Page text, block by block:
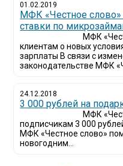
01.02.2019
МФК «Честное
ставки по
МФК
клиентам о новых
зарплаты В связи с
законодательстве МФК
24.12.2018
3 000 рублей на
МФК
подписчикам 3 000
МФК «Честное слово»
новогодним...